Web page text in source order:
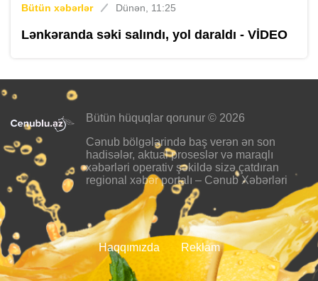
Bütün xəbərlər Dünən, 11:25
Lənkəranda səki salındı, yol daraldı - VİDEO
Bütün hüquqlar qorunur © 2026
Cənub bölgələrində baş verən ən son
hadisələr, aktual proseslər və maraqlı
xəbərləri operativ şəkildə sizə çatdıran
regional xəbər portalı – Cənub Xəbərləri
Haqqımızda Reklam